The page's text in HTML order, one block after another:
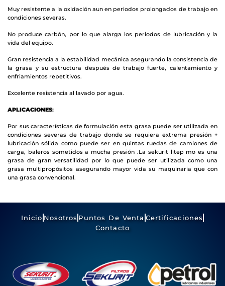
Muy resistente a la oxidación aun en periodos prolongados de trabajo en
condiciones severas.
No produce carbón, por lo que alarga los periodos de lubricación y la
vida del equipo.
Gran resistencia a la estabilidad mecánica asegurando la consistencia de
la grasa y su estructura después de trabajo fuerte, calentamiento y
enfriamientos repetitivos.
Excelente resistencia al lavado por agua.
APLICACIONES:
Por sus características de formulación esta grasa puede ser utilizada en
condiciones severas de trabajo donde se requiera extrema presión +
lubricación sólida como puede ser en quintas ruedas de camiones de
carga, baleros sometidos a mucha presión .La sekurit litep mo es una
grasa de gran versatilidad por lo que puede ser utilizada como una
grasa multipropósitos asegurando mayor vida su maquinaria que con
una grasa convencional.
Inicio Nosotros Puntos De Venta Certificaciones
Contacto